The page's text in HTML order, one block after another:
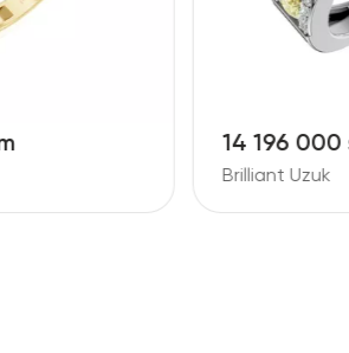
196 000 so'm